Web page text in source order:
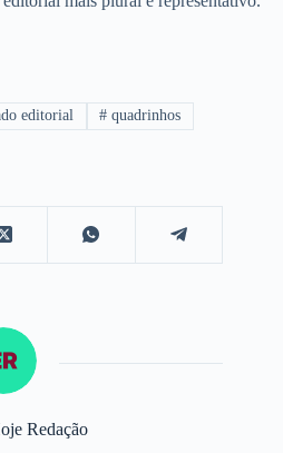
editorial # quadrinhos
Redação